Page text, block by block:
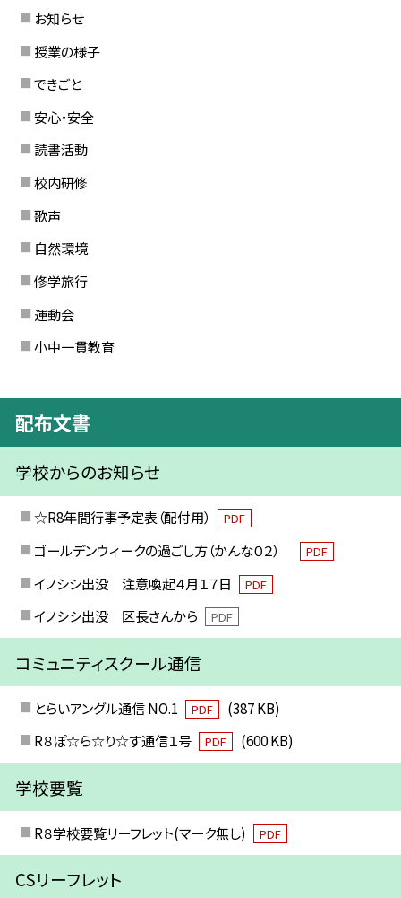
お知らせ
授業の様子
できごと
安心・安全
読書活動
校内研修
歌声
自然環境
修学旅行
運動会
小中一貫教育
配布文書
学校からのお知らせ
☆R8年間行事予定表（配付用） PDF
ゴールデンウィークの過ごし方（かんな０２） PDF
イノシシ出没 注意喚起４月１７日 PDF
イノシシ出没 区長さんから PDF
コミュニティスクール通信
とらいアングル通信 NO.1 PDF
(387 KB)
R８ぽ☆ら☆り☆す通信１号
PDF (600 KB)
学校要覧
R８学校要覧リーフレット(マーク無し) PDF
CSリーフレット